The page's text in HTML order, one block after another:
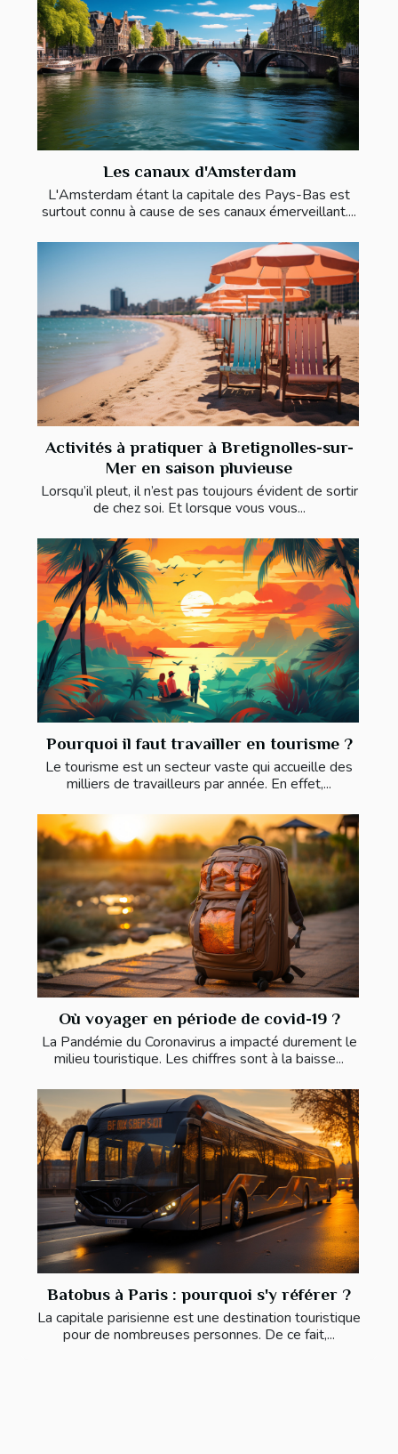
Les canaux d'Amsterdam
L'Amsterdam étant la capitale des Pays-Bas est
surtout connu à cause de ses canaux émerveillant....
Activités à pratiquer à Bretignolles-sur-
Mer en saison pluvieuse
Lorsqu’il pleut, il n’est pas toujours évident de sortir
de chez soi. Et lorsque vous vous...
Pourquoi il faut travailler en tourisme ?
Le tourisme est un secteur vaste qui accueille des
milliers de travailleurs par année. En effet,...
Où voyager en période de covid-19 ?
La Pandémie du Coronavirus a impacté durement le
milieu touristique. Les chiffres sont à la baisse...
Batobus à Paris : pourquoi s'y référer ?
La capitale parisienne est une destination touristique
pour de nombreuses personnes. De ce fait,...